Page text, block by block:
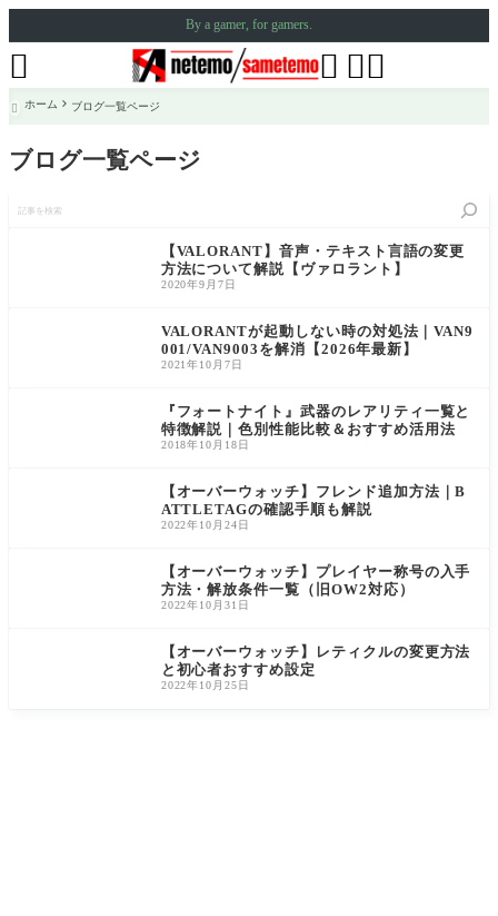
By a gamer, for gamers.
 

 ホーム ブログ一覧ページ
ブログ一覧ページ
【VALORANT】音声・テキスト言語の変更
方法について解説【ヴァロラント】
2020年9月7日
VALORANTが起動しない時の対処法｜VAN9
001/VAN9003を解消【2026年最新】
2021年10月7日
『フォートナイト』武器のレアリティ一覧と
特徴解説｜色別性能比較＆おすすめ活用法
2018年10月18日
【オーバーウォッチ】フレンド追加方法｜B
ATTLETAGの確認手順も解説
2022年10月24日
【オーバーウォッチ】プレイヤー称号の入手
方法・解放条件一覧（旧OW2対応）
2022年10月31日
【オーバーウォッチ】レティクルの変更方法
と初心者おすすめ設定
2022年10月25日